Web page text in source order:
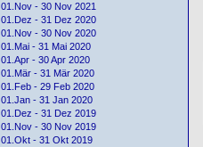
01.Nov - 30 Nov 2021
01.Dez - 31 Dez 2020
01.Nov - 30 Nov 2020
01.Mai - 31 Mai 2020
01.Apr - 30 Apr 2020
01.Mär - 31 Mär 2020
01.Feb - 29 Feb 2020
01.Jan - 31 Jan 2020
01.Dez - 31 Dez 2019
01.Nov - 30 Nov 2019
01.Okt - 31 Okt 2019